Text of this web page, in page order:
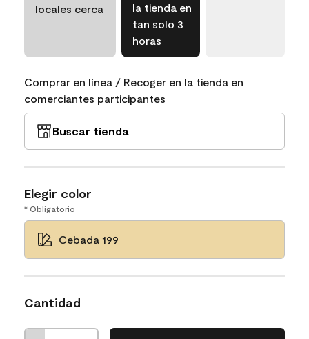
locales cerca
la tienda en
tan solo 3
horas
Comprar en línea / Recoger en la tienda en
comerciantes participantes
Buscar tienda
Elegir color
* Obligatorio
Cebada 199
Cantidad